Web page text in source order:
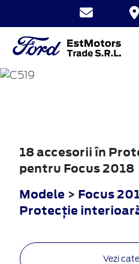
FOCUS
18 accesorii în
pentru Focus 2018
Modele > Focus
Protecţie
Vezi